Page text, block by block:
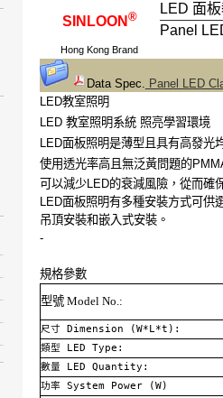
SINLOON ®
LED 面
Panel
Hong Kong Brand
Data Spec. Panel LED
LED教室照明
LED 教室照明系統 照亮學習環境
LED面板照明是薄型且具有高發光
使用透光率高且無泛黃問題的
可以減少LED的衰減風險，從而確
LED面板照明有多種安裝方式可供
吊頂安裝和嵌入式安裝。
-
規格參數
型號Model No.:
尺寸 Dimension (W*L*t):
類型 LED Type:
數量 LED Quantity:
功率 System Power (W)